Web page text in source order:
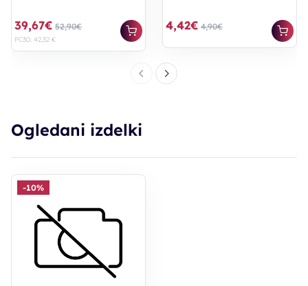
39,67€ 52,90€
PC30: 42,32 €
4,42€ 4,90€
Ogledani izdelki
-10%